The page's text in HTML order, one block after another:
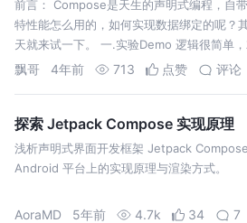
前言： Compose是天生的声明式编程，自
特性能怎么用的，如何实现数据绑定的呢？
天就来试一下。 一.实验Demo 逻辑很简单
飘哥 4年前 713 点赞 评论
探索 Jetpack Compose 实现原理
浅析声明式界面开发框架 Jetpack
Android 平台上的实现原理与渲染方式。
AoraMD 5年前 4.7k 34 7